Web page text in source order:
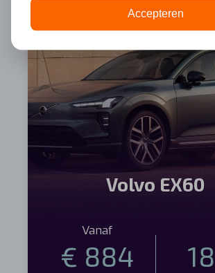
Volvo EX60
Vanaf
€ 884
Accepteren